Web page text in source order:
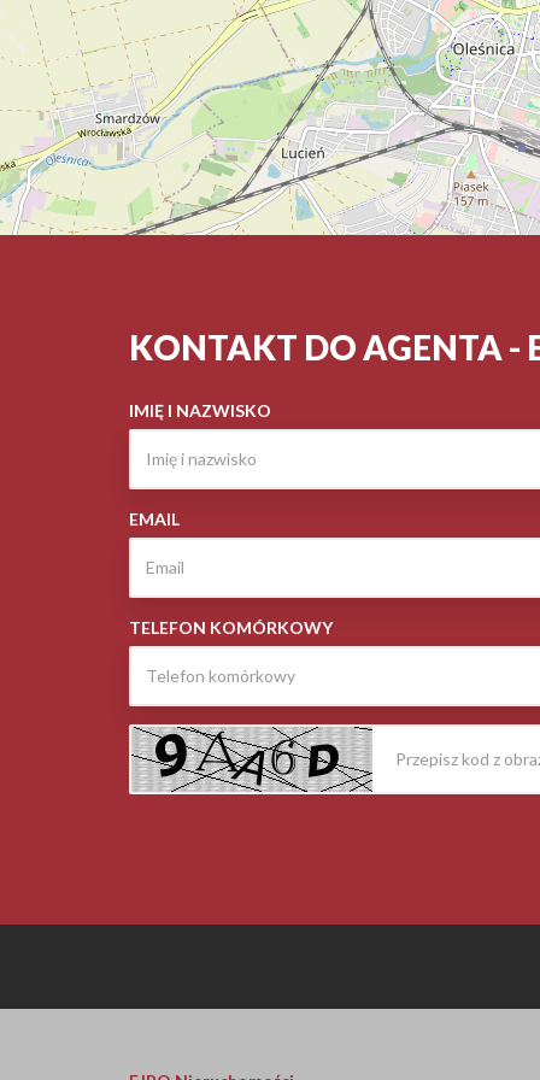
KONTAKT DO AGENTA -
IMIĘ I NAZWISKO
EMAIL
TELEFON KOMÓRKOWY